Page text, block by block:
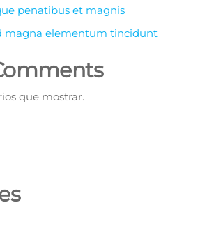
penatibus et magnis
magna elementum tincidunt
que mostrar.